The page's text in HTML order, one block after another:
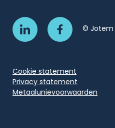
© Jotem
Cookie statement
Privacy statement
Metaalunievoorwaarden